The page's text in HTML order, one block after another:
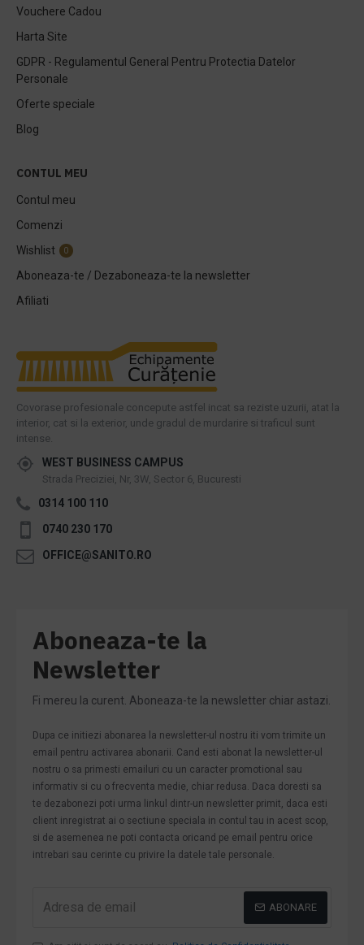
Vouchere Cadou
Harta Site
GDPR - Regulamentul General Pentru Protectia Datelor
Personale
Oferte speciale
Blog
CONTUL MEU
Contul meu
Comenzi
Wishlist
0
Aboneaza-te / Dezaboneaza-te la newsletter
Afiliati
Covorase profesionale concepute astfel incat sa reziste uzurii, atat la
interior, cat si la exterior, unde gradul de murdarire si traficul sunt
intense.
WEST BUSINESS CAMPUS
Strada Preciziei, Nr, 3W, Sector 6, Bucuresti
0314 100 110
0740 230 170
OFFICE@SANITO.RO
Aboneaza-te la
Newsletter
Fi mereu la curent. Aboneaza-te la newsletter chiar astazi.
Dupa ce initiezi abonarea la newsletter-ul nostru iti vom trimite un
email pentru activarea abonarii. Cand esti abonat la newsletter-ul
nostru o sa primesti emailuri cu un caracter promotional sau
informativ si cu o frecventa medie, chiar redusa. Daca doresti sa
te dezabonezi poti urma linkul dintr-un newsletter primit, daca esti
client inregistrat ai o sectiune speciala in contul tau in acest scop,
si de asemenea ne poti contacta oricand pe email pentru orice
intrebari sau cerinte cu privire la datele tale personale.
ABONARE